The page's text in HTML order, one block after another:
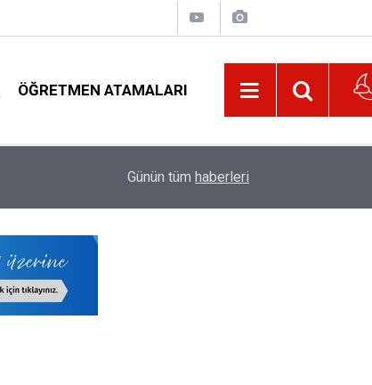
ÖĞRETMEN ATAMALARI
MEB, 2026-2027 Eğitim Yılı Kayıtlarında Yeni
Günün tüm haberleri